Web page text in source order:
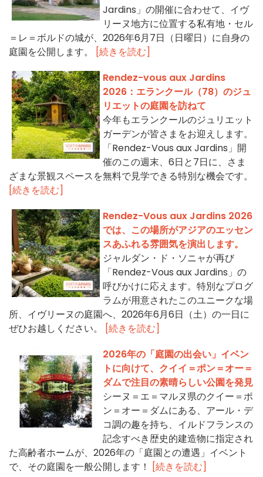
Jardins」の開催に合わせて、イヴ
リーヌ地方に位置する私有地・セル
＝レ＝ボルドの城が、2026年6月7日（日曜日）に自身の
庭園を公開します。
[続きを読む]
Rendez-vous aux Jardins
2026：エランクール（78）のジュ
リエットの庭園を訪ねて
今年もエランクールのジュリエット
ガーデンが皆さまをお迎えします。
「Rendez-Vous aux Jardins」開
催のこの週末、6日と7日に、さま
ざまな景観スペースを無料で見学できる特別な機会です。
[続きを読む]
Rendez-Vous aux Jardins 2026
では、この場所がアジアのエッセン
スあふれる雰囲気を演出します。
ジャルダン・ド・ソニャが再び
「Rendez-Vous aux Jardins」の
呼びかけに応えます。特別なプログ
ラムが用意されたこのユニークな場
所、イヴリーヌの庭園へ、2026年6月6日（土）の一日に
ぜひお越しください。
[続きを読む]
2026年の「庭園の出会い」イベン
トに向けて、クイイ＝ポン＝オー＝
ダムで注目の素晴らしい公園を発見
シーヌ＝エ＝マルヌ県のクイー＝ポ
ン＝オー＝ダムにある、アール・デ
コ調の趣を持ち、イルドフランスの
記念すべき歴史的建造物に指定され
た高齢者ホームが、2026年の「庭園との遭遇」イベント
で、その庭園を一般公開します！
[続きを読む]